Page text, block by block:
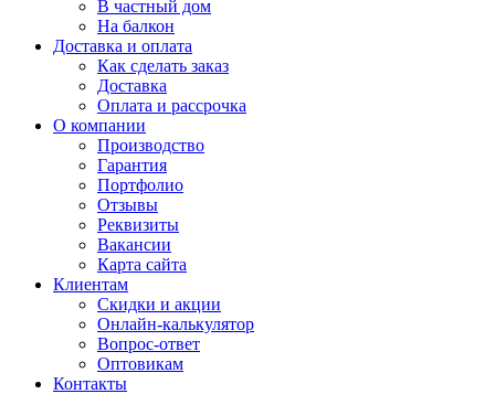
В частный дом
На балкон
Доставка и оплата
Как сделать заказ
Доставка
Оплата и рассрочка
О компании
Производство
Гарантия
Портфолио
Отзывы
Реквизиты
Вакансии
Карта сайта
Клиентам
Скидки и акции
Онлайн-калькулятор
Вопрос-ответ
Оптовикам
Контакты